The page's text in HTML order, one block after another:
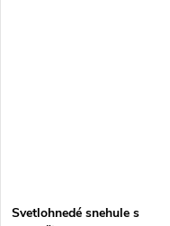
Svetlohnedé snehule s